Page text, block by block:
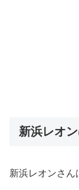
新浜レオ
新浜レオンさん